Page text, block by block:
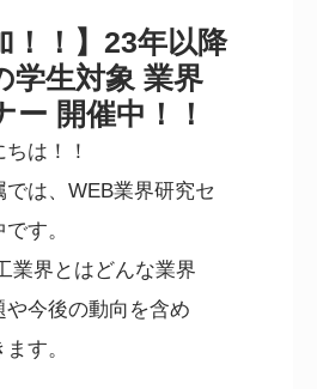
！！】23年以降
学生対象 業界
ー 開催中！！
は！！
は、WEB業界研究セ
す。
業界とはどんな業界
や今後の動向を含め
す。